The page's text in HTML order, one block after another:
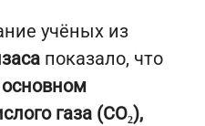
учёных из
показало, что
газа (CO₂),